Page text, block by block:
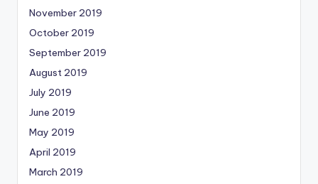
November 2019
October 2019
September 2019
August 2019
July 2019
June 2019
May 2019
April 2019
March 2019